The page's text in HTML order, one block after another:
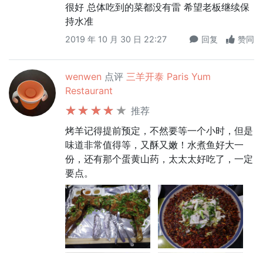
很好 总体吃到的菜都没有雷 希望老板继续保
持水准
2019 年 10 月 30 日 22:27 回复 赞同
wenwen 点评 三羊开泰 Paris Yum
Restaurant
推荐
烤羊记得提前预定，不然要等一个小时，但是
味道非常值得等，又酥又嫩！水煮鱼好大一
份，还有那个蛋黄山药，太太太好吃了，一定
要点。